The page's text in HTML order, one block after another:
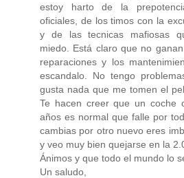
estoy harto de la
oficiales, de los timos con la
y de las tecnicas mafiosas
miedo. Está claro que no
reparaciones y los
escandalo. No tengo
gusta nada que me tomen el
Te hacen creer que un coche
años es normal que falle por
cambias por otro nuevo eres
y veo muy bien quejarse en la
Ánimos y que todo el mundo lo
Un saludo,